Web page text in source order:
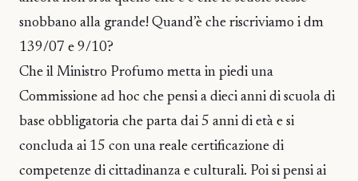
snobbano alla grande! Quand’è che riscriviamo i dm
139/07 e 9/10?
Che il Ministro Profumo metta in piedi una
Commissione ad hoc che pensi a dieci anni di scuola di
base obbligatoria che parta dai 5 anni di età e si
concluda ai 15 con una reale certificazione di
competenze di cittadinanza e culturali. Poi si pensi ai